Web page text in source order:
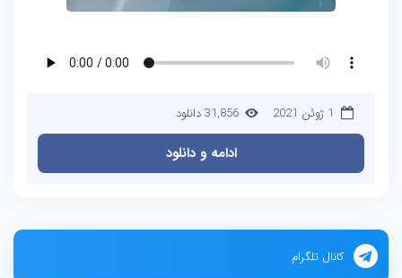
1 ژوئن 2021 31,856 دانلود
ادامه و دانلود
کانال تلگرام